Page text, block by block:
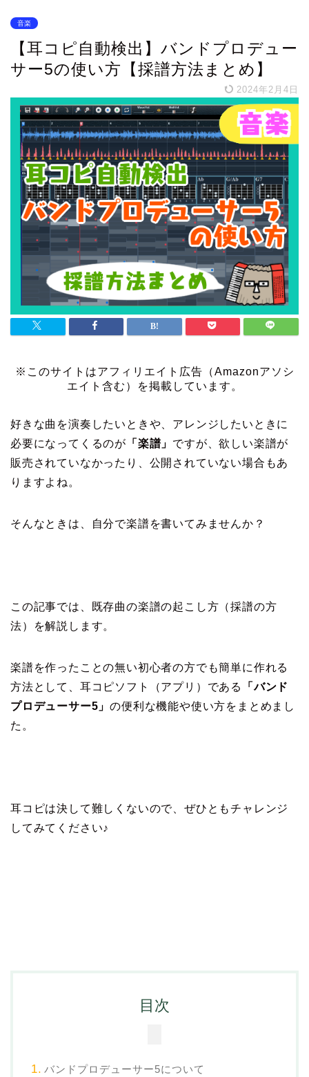
音楽
【耳コピ自動検出】バンドプロデュー
サー5の使い方【採譜方法まとめ】
2024年2月4日
※このサイトはアフィリエイト広告（Amazonアソシ
エイト含む）を掲載しています。
好きな曲を演奏したいときや、アレンジしたいときに
必要になってくるのが 「楽譜」 ですが、欲しい楽譜が
販売されていなかったり、公開されていない場合もあ
りますよね。
そんなときは、自分で楽譜を書いてみませんか？
この記事では、既存曲の楽譜の起こし方（採譜の方
法）を解説します。
楽譜を作ったことの無い初心者の方でも簡単に作れる
方法として、耳コピソフト（アプリ）である
「バンド
プロデューサー5」の便利な機能や使い方をまとめまし
た。
耳コピは決して難しくないので、ぜひともチャレンジ
してみてください♪
目次
バンドプロデューサー5について